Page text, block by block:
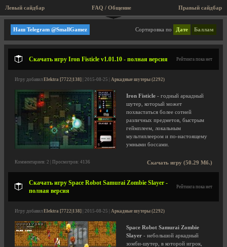
Левый сайдбар FAQ / Общение
Аркадные шутеры
Сортировка по Дате Баллам
Наш Telegram @SmallGamez
Скачать игру Iron Fisticle v1.01.10 - полная версия Рейтинга пока нет
Игру добавил Elektra [7722|138] | 2015-08-25 | Аркадные шутеры (2292)
Iron Fisticle - годный аркадный
шутер, который может
похвастаться более сотней
различных предметов, быстрым
геймплеем, локальным
мультиплеером и по-настоящему
умными боссами.
Скачать игру (50.29 Мб.)
Комментариев: 2 | Просмотров: 4136
Скачать игру Space Robot Samurai Zombie Slayer -
полная версия
Рейтинга пока нет
Игру добавил Elektra [7722|138] | 2015-08-25 | Аркадные шутеры (2292)
Space Robot Samurai Zombie
Slayer - небольшой аркадный
зомби-шутер, в которой игрок,